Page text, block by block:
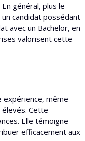
général, plus le
candidat possédant
avec un Bachelor, en
valorisent cette
expérience, même
Cette
Elle témoigne
efficacement aux